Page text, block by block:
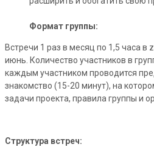
Формат группы:
Встречи 1 раз в месяц по 1,5 часа в
июнь. Количество участников в
каждым участником проводится
знакомство (15-20 минут), на
задачи проекта, правила группы и
Структура встреч: